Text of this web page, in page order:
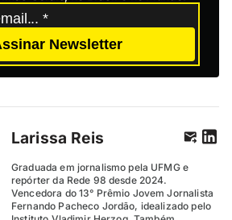
Newsletter
Larissa Reis
Graduada em jornalismo pela UFMG e
repórter da Rede 98 desde 2024.
Vencedora do 13° Prêmio Jovem Jornalista
Fernando Pacheco Jordão, idealizado pelo